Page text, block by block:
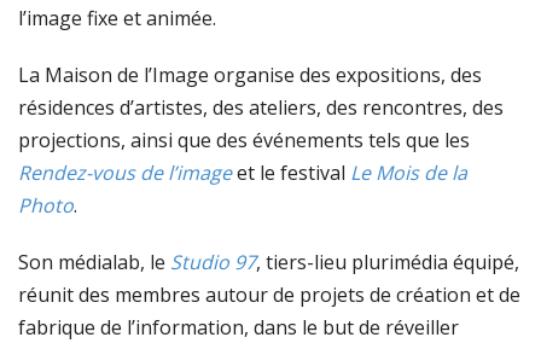
l’image fixe et animée.
La Maison de l’Image organise des expositions, des
résidences d’artistes, des ateliers, des rencontres, des
projections, ainsi que des événements tels que les
Rendez-vous de l’imageet le festival Le Mois de la
Photo.
Son médialab, le Studio 97, tiers-lieu plurimédia équipé,
réunit des membres autour de projets de création et de
fabrique de l’information, dans le but de réveiller